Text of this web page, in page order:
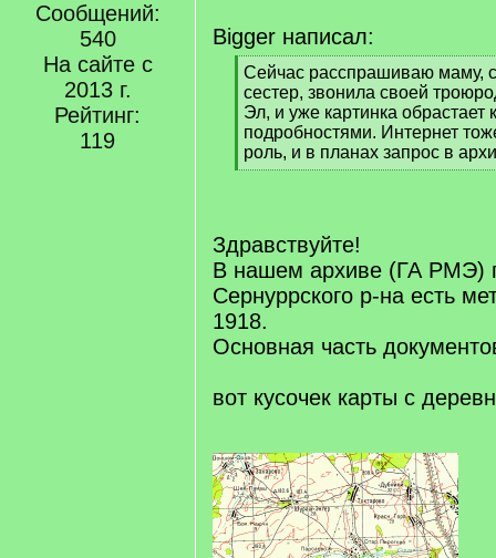
Сообщений:
540
На сайте с
2013 г.
Рейтинг:
119
Bigger написал:
[
q
]
Сейчас расспрашиваю маму,
сестер, звонила своей
Эл, и уже картинка обрастает
подробностями. Интернет
роль, и в планах запрос в
[
Здравствуйте!
В нашем архиве (ГА РМЭ)
Сернуррского р-на есть
1918.
Основная часть
вот кусочек карты с